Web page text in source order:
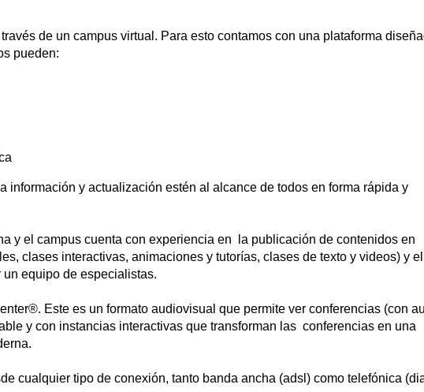
de un campus virtual. Para esto contamos con una plataforma
pueden:
información y actualización estén al alcance de todos en forma rápida y
y el campus cuenta con experiencia en la publicación de contenidos en
clases interactivas, animaciones y tutorías, clases de texto y videos) y el
equipo de especialistas.
Este es un formato audiovisual que permite ver conferencias (con
y con instancias interactivas que transforman las conferencias en una
cualquier tipo de conexión, tanto banda ancha (adsl) como telefónica